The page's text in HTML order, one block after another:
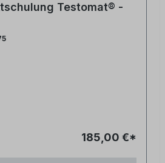
Testomat® -
185,00 €*